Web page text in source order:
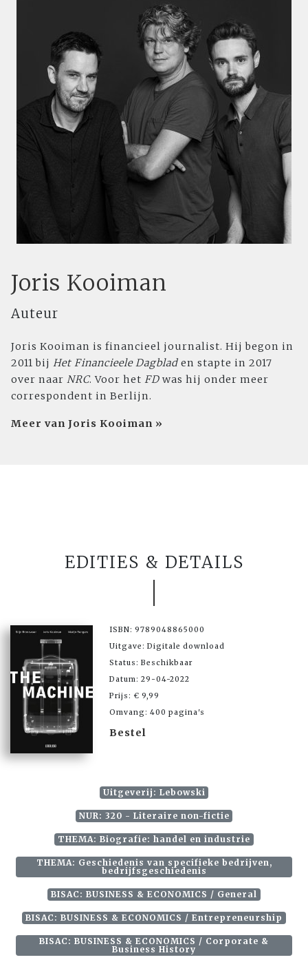
Joris Kooiman
Auteur
Joris Kooiman is financieel journalist. Hij begon in
2011 bij Het Financieele Dagblad en stapte in 2017
over naar NRC. Voor het FD was hij onder meer
correspondent in Berlijn.
Meer van Joris Kooiman »
EDITIES & DETAILS
ISBN: 9789048865000
Uitgave: Digitale download
Status: Beschikbaar
Datum: 29-04-2022
Prijs: € 9,99
Omvang: 400 pagina's
Bestel
Uitgeverij: Lebowski
NUR: 320 - Literaire non-fictie
THEMA: Biografie: handel en industrie
THEMA: Geschiedenis van specifieke bedrijven,
bedrijfsgeschiedenis
BISAC: BUSINESS & ECONOMICS / General
BISAC: BUSINESS & ECONOMICS / Entrepreneurship
BISAC: BUSINESS & ECONOMICS / Corporate &
Business History